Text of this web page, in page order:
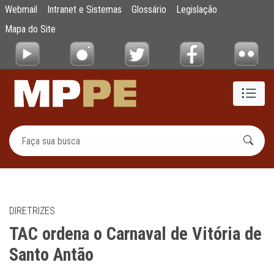
Pular para o Conteúdo principal
TAC ordena o Carnaval de Vitória de Santo
Webmail Intranet e Sistemas Glossário
Legislação
Mapa do Site
DIRETRIZES
TAC ordena o Carnaval de Vitória de
Santo Antão